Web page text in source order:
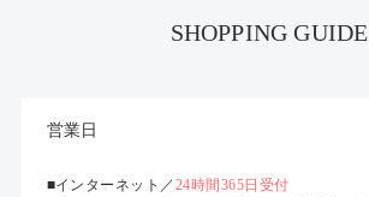
SHOPPING GUIDE
営業日
■インターネット／ 24時間365日受付